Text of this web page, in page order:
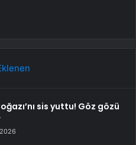
sis yuttu! Göz gözü